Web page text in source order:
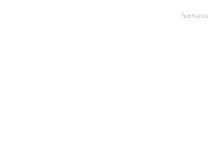
Реклама